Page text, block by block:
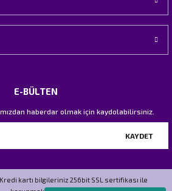
E-BÜLTEN
haberdar olmak için kaydolabilirsiniz.
KAYDET
kartı bilgileriniz 256bit SSL sertifikası ile